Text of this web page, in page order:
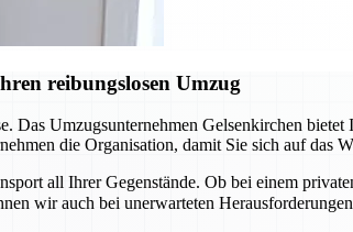
reibungslosen Umzug
Das Umzugsunternehmen Gelsenkirchen
die Organisation, damit Sie sich auf das
all Ihrer Gegenstände. Ob bei einem
wir auch bei unerwarteten